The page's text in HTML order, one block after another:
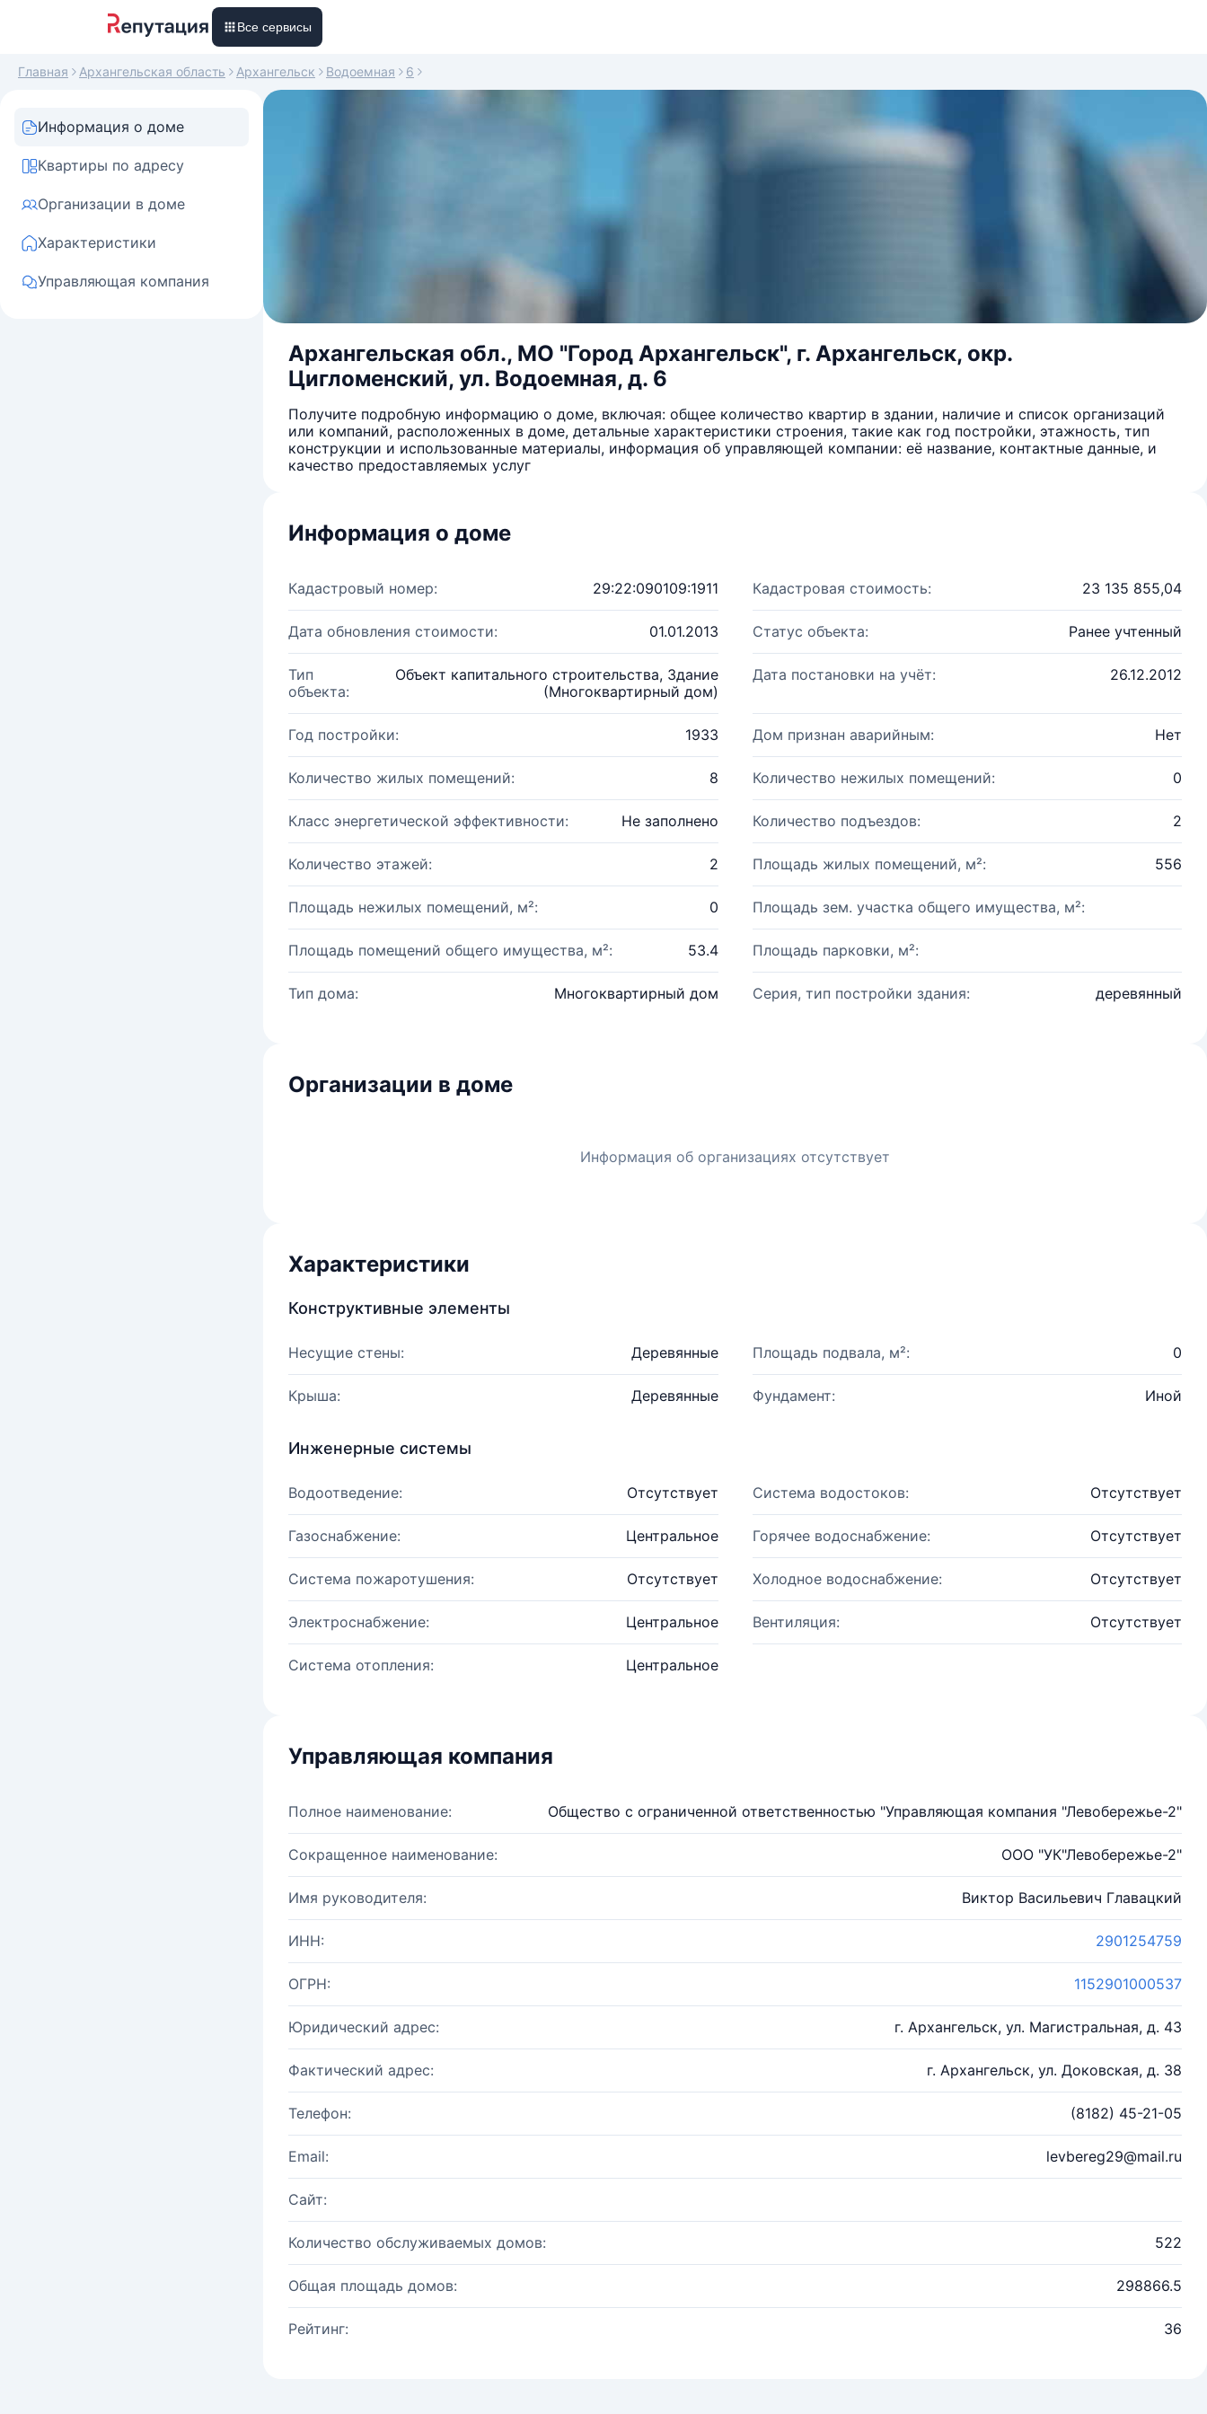
Все сервисы
Главная Архангельская область Архангельск Водоемная 6
Информация о доме
Квартиры по адресу
Организации в доме
Характеристики
Управляющая компания
Архангельская обл., МО "Город Архангельск", г. Архангельск, окр.
Цигломенский, ул. Водоемная, д. 6
Получите подробную информацию о доме, включая: общее количество квартир в здании, наличие и список организаций
или компаний, расположенных в доме, детальные характеристики строения, такие как год постройки, этажность, тип
конструкции и использованные материалы, информация об управляющей компании: её название, контактные данные, и
качество предоставляемых услуг
Информация о доме
Кадастровый номер: 29:22:090109:1911 Кадастровая стоимость: 23 135 855,04
Дата обновления стоимости: 01.01.2013 Статус объекта: Ранее учтенный
Тип
объекта:
Объект капитального строительства, Здание
(Многоквартирный дом)
Дата постановки на учёт: 26.12.2012
Год постройки: 1933 Дом признан аварийным: Нет
Количество жилых помещений: 8 Количество нежилых помещений: 0
Класс энергетической эффективности: Не заполнено Количество подъездов: 2
Количество этажей: 2 Площадь жилых помещений, м²: 556
Площадь нежилых помещений, м²: 0 Площадь зем. участка общего имущества, м²:
Площадь помещений общего имущества, м²: 53.4 Площадь парковки, м²:
Тип дома: Многоквартирный дом Серия, тип постройки здания: деревянный
Организации в доме
Информация об организациях отсутствует
Характеристики
Конструктивные элементы
Несущие стены: Деревянные Площадь подвала, м²: 0
Крыша: Деревянные Фундамент: Иной
Инженерные системы
Водоотведение: Отсутствует Система водостоков: Отсутствует
Газоснабжение: Центральное Горячее водоснабжение: Отсутствует
Система пожаротушения: Отсутствует Холодное водоснабжение: Отсутствует
Электроснабжение: Центральное Вентиляция: Отсутствует
Система отопления: Центральное
Управляющая компания
Полное наименование: Общество с ограниченной ответственностью "Управляющая компания "Левобережье-2"
Сокращенное наименование: ООО "УК"Левобережье-2"
Имя руководителя: Виктор Васильевич Главацкий
ИНН: 2901254759
ОГРН: 1152901000537
Юридический адрес: г. Архангельск, ул. Магистральная, д. 43
Фактический адрес: г. Архангельск, ул. Доковская, д. 38
Телефон: (8182) 45-21-05
Email: levbereg29@mail.ru
Сайт:
Количество обслуживаемых домов: 522
Общая площадь домов: 298866.5
Рейтинг: 36